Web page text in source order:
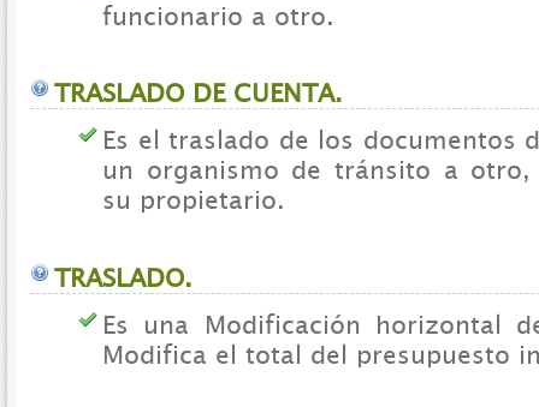
funcionario a otro.
TRASLADO DE CUENTA.
Es el traslado de los documentos
un organismo de tránsito a
su propietario.
TRASLADO.
Es una Modificación horizontal
Modifica el total del presupuesto